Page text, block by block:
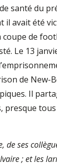
santé du
il avait été
de
Le 13
de New-
Il
presque
de ses
; et les